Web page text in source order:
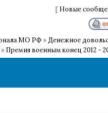
[ Новые
МО РФ »Денежное
» Премия военным конец 2012 -